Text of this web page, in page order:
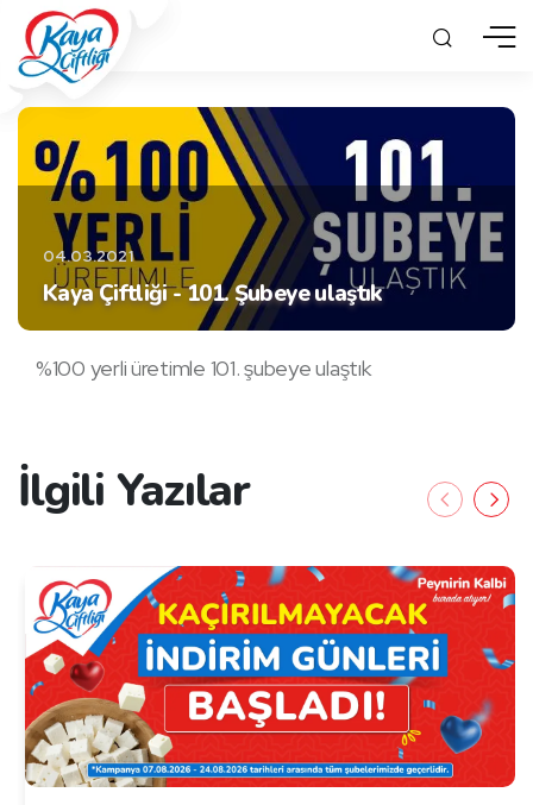
04.03.2021
Kaya Çiftliği - 101. Şubeye ulaştık
%100 yerli üretimle 101. şubeye ulaştık
İlgili Yazılar